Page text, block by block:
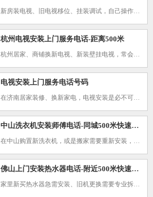
新房装电视、旧电视移位、挂装调试，自己操作容易出现安装不牢固、角度偏差、线路杂乱等问题。我们是青岛同城专业电视安装团队，就近500米极速派单，师傅经验丰富、上门高效，服务热线：400-800-3488
杭州电视安装上门服务电话-距离500米
杭州居家、商铺换新电视、新装壁挂电视，常会遇到打孔不稳、安装歪斜、走线杂乱等问题。本地专业电视安装团队就近布局、距离用户仅500米，极速上门服务，专业安装调试，省心解决各类电视安装难题，安装服务电话：
电视安装上门服务电话号码
在济南居家装修、换新家电，电视安装是必不可少的环节，无论是新房装修挂装上墙，还是更换新机底座安装，都需要专业师傅上门操作，才能保证安装稳固、使用安全，避免自行安装出现松动、移位、磕碰机身等问题。很多济
中山洗衣机安装师傅电话-同城500米快速上门
在中山购置新洗衣机，或是搬家需要重新安装，不用费心找师傅、不用久等上门。我们主打中山同城就近派单，500米范围内快速响应上门，专业承接各类洗衣机安装服务，全程规范操作，帮你省心搞定安装难题，快速用上正
佛山上门安装热水器电话-附近500米快速上门
家里新买热水器急需安装、旧机更换需要专业拆装，佛山本地热水器上门安装服务，就近派单、500米范围内快速上门，省去漫长等待，专业团队全程规范操作，解决各类热水器安装难题，省心又省力。服务热线：400-8